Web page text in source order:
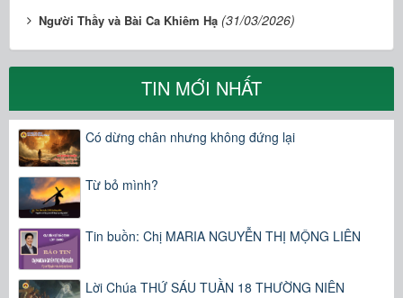
Người Thầy và Bài Ca Khiêm Hạ (31/03/2026)
TIN MỚI NHẤT
Có dừng chân nhưng không đứng lại
Từ bỏ mình?
Tin buồn: Chị MARIA NGUYỄN THỊ MỘNG LIÊN
Lời Chúa THỨ SÁU TUẦN 18 THƯỜNG NIÊN